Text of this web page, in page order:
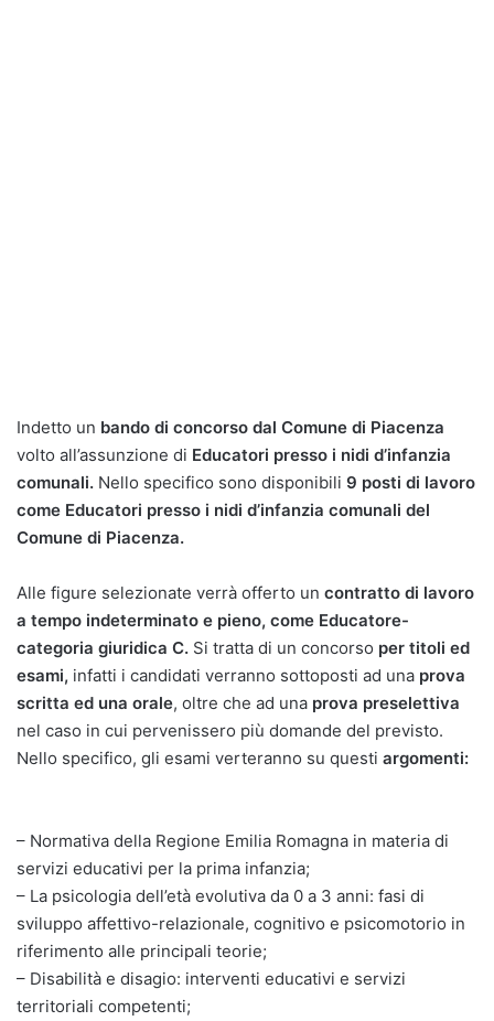
Indetto un bando di concorso dal Comune di Piacenza
volto all’assunzione di Educatori presso i nidi d’infanzia
comunali. Nello specifico sono disponibili 9 posti di lavoro
come Educatori presso i nidi d’infanzia comunali del
Comune di Piacenza.
Alle figure selezionate verrà offerto un contratto di lavoro
a tempo indeterminato e pieno, come Educatore-
categoria giuridica C. Si tratta di un concorso per titoli ed
esami, infatti i candidati verranno sottoposti ad una prova
scritta ed una orale, oltre che ad una prova preselettiva
nel caso in cui pervenissero più domande del previsto.
Nello specifico, gli esami verteranno su questi argomenti:
– Normativa della Regione Emilia Romagna in materia di
servizi educativi per la prima infanzia;
– La psicologia dell’età evolutiva da 0 a 3 anni: fasi di
sviluppo affettivo-relazionale, cognitivo e psicomotorio in
riferimento alle principali teorie;
– Disabilità e disagio: interventi educativi e servizi
territoriali competenti;